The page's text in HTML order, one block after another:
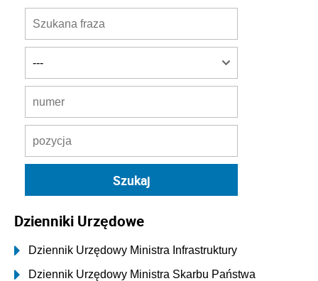
Dzienniki Urzędowe
Dziennik Urzędowy Ministra Infrastruktury
Dziennik Urzędowy Ministra Skarbu Państwa